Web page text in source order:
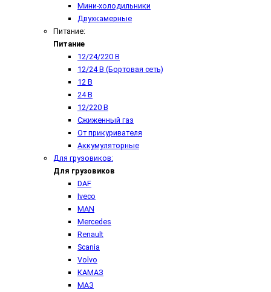
Мини-холодильники
Двухкамерные
Питание:
Питание
12/24/220 В
12/24 В (Бортовая сеть)
12 В
24 В
12/220 В
Сжиженный газ
От прикуривателя
Аккумуляторные
Для грузовиков:
Для грузовиков
DAF
Iveco
MAN
Mercedes
Renault
Scania
Volvo
КАМАЗ
МАЗ